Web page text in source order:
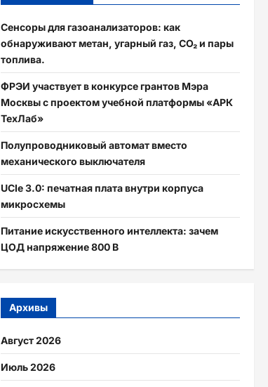
Сенсоры для газоанализаторов: как
обнаруживают метан, угарный газ, CO₂ и пары
топлива.
ФРЭИ участвует в конкурсе грантов Мэра
Москвы с проектом учебной платформы «АРК
ТехЛаб»
Полупроводниковый автомат вместо
механического выключателя
UCIe 3.0: печатная плата внутри корпуса
микросхемы
Питание искусственного интеллекта: зачем
ЦОД напряжение 800 В
Архивы
Август 2026
Июль 2026